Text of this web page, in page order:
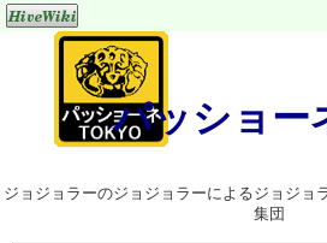
パッショー
ジョジョラーのジョジョラーによるジョジョ
集団